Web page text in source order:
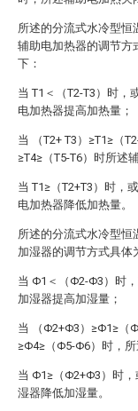
所述的分流式水冷型恒
辅助电加热器的调节方
下：
当 T1＜（T2-T3）时，
电加热器提高加热量；
当 （T2+ T3）≥T1≥（
≥T4≥（T5-T6）时所述
当 T1≥（T2+T3）时，
电加热器降低加热量。
所述的分流式水冷型恒
加湿器的调节方式具体
当 Φ1＜（Φ2-Φ3）时
加湿器提高加湿量；
当 （Φ2+Φ3）≥Φ1≥（
≥Φ4≥（Φ5-Φ6）时，所
当 Φ1≥（Φ2+Φ3）时
湿器降低加湿量。